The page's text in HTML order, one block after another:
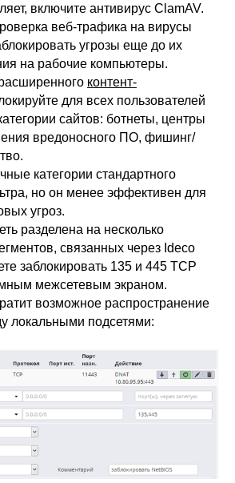
включите антивирус ClamAV.
веб-трафика на вирусы
угрозы еще до их
на рабочие компьютеры.
контент-
для всех пользователей
сайтов: ботнеты, центры
вредоносного ПО, фишинг/
категории стандартного
но он менее эффективен для
угроз.
разделена на несколько
связанных через Ideco
заблокировать 135 и 445 TCP
межсетевым экраном.
возможное распространение
локальными подсетями: